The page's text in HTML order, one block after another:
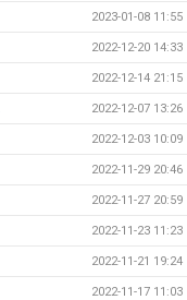
2023-01-08 11:55
2022-12-20 14:33
2022-12-14 21:15
2022-12-07 13:26
2022-12-03 10:09
2022-11-29 20:46
2022-11-27 20:59
2022-11-23 11:23
2022-11-21 19:24
2022-11-17 11:03